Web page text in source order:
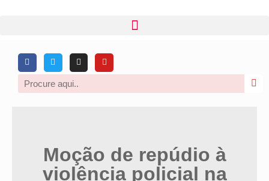
Moção de repúdio à
violência policial na